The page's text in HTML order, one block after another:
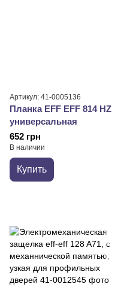
Артикул: 41-0005136
Планка EFF EFF 814 HZ
универсальная
652 грн
В наличии
Купить